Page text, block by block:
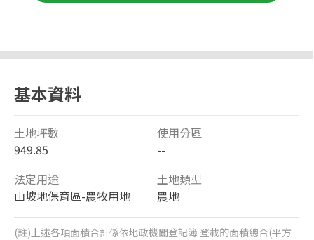
基本資料
土地坪數
949.85
使用分區
--
法定用途
山坡地保育區-農牧用地
土地類型
農地
(註)上述各項面積合計係依地政機關登記簿 登載的面積總合(平方